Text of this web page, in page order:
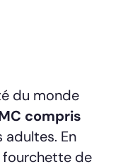
du monde
compris
En
fourchette de